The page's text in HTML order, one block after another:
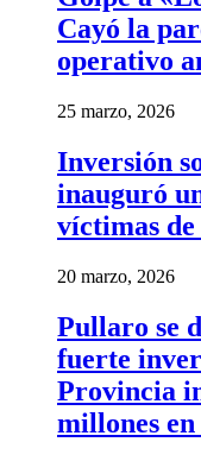
Cayó la
operativo
25 marzo, 2026
Inversión
inauguró
víctimas
20 marzo, 2026
Pullaro se
fuerte
Provincia
millones en